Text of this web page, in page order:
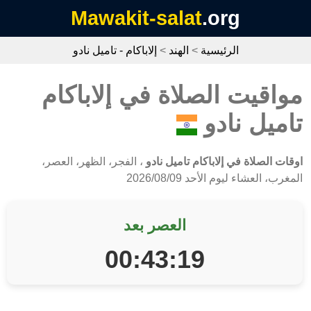
Mawakit-salat.org
الرئيسية > الهند > إلاباكام - تاميل نادو
مواقيت الصلاة في إلاباكام
تاميل نادو
اوقات الصلاة في إلاباكام تاميل نادو ، الفجر، الظهر، العصر،
المغرب، العشاء ليوم الأحد 2026/08/09
العصر بعد
00:43:19